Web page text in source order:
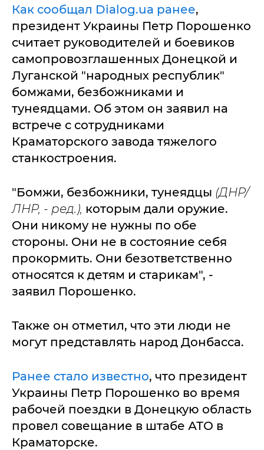
Как сообщал Dialog.ua ранее,
президент Украины Петр Порошенко
считает руководителей и боевиков
самопровозглашенных Донецкой и
Луганской "народных республик"
бомжами, безбожниками и
тунеядцами. Об этом он заявил на
встрече с сотрудниками
Краматорского завода тяжелого
станкостроения.
"Бомжи, безбожники, тунеядцы (ДНР/
ЛНР, - ред.), которым дали оружие.
Они никому не нужны по обе
стороны. Они не в состояние себя
прокормить. Они безответственно
относятся к детям и старикам", -
заявил Порошенко.
Также он отметил, что эти люди не
могут представлять народ Донбасса.
Ранее стало известно, что президент
Украины Петр Порошенко во время
рабочей поездки в Донецкую область
провел совещание в штабе АТО в
Краматорске.